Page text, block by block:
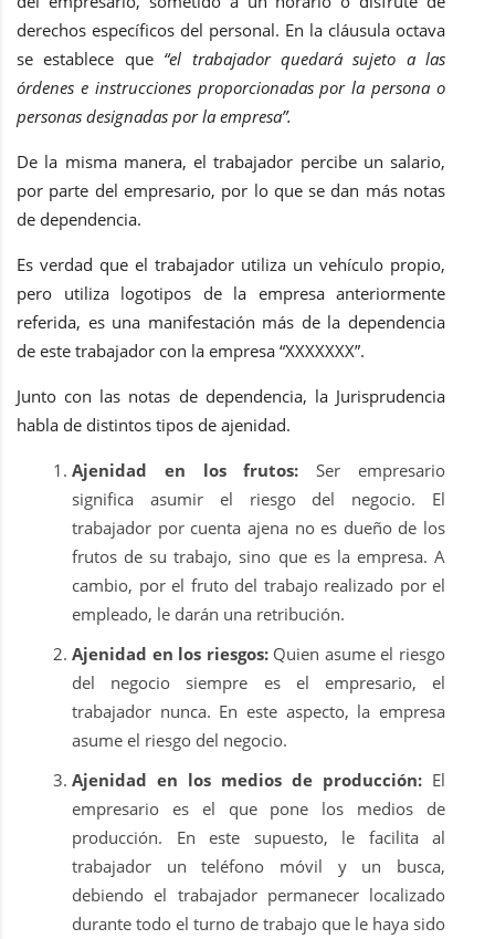
derechos específicos del personal. En la cláusula octava
se establece que “el trabajador quedará sujeto a las
órdenes e instrucciones proporcionadas por la persona o
personas designadas por la empresa”.
De la misma manera, el trabajador percibe un salario,
por parte del empresario, por lo que se dan más notas
de dependencia.
Es verdad que el trabajador utiliza un vehículo propio,
pero utiliza logotipos de la empresa anteriormente
referida, es una manifestación más de la dependencia
de este trabajador con la empresa “XXXXXXX”.
Junto con las notas de dependencia, la Jurisprudencia
habla de distintos tipos de ajenidad.
Ajenidad en los frutos: Ser empresario
significa asumir el riesgo del negocio. El
trabajador por cuenta ajena no es dueño de los
frutos de su trabajo, sino que es la empresa. A
cambio, por el fruto del trabajo realizado por el
empleado, le darán una retribución.
Ajenidad en los riesgos: Quien asume el riesgo
del negocio siempre es el empresario, el
trabajador nunca. En este aspecto, la empresa
asume el riesgo del negocio.
Ajenidad en los medios de producción: El
empresario es el que pone los medios de
producción. En este supuesto, le facilita al
trabajador un teléfono móvil y un busca,
debiendo el trabajador permanecer localizado
durante todo el turno de trabajo que le haya sido